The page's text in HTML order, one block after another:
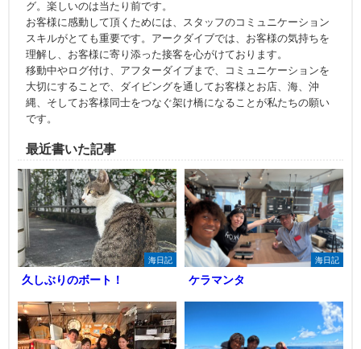
グ。楽しいのは当たり前です。
お客様に感動して頂くためには、スタッフのコミュニケーション
スキルがとても重要です。アークダイブでは、お客様の気持ちを
理解し、お客様に寄り添った接客を心がけております。
移動中やログ付け、アフターダイブまで、コミュニケーションを
大切にすることで、ダイビングを通してお客様とお店、海、沖
縄、そしてお客様同士をつなぐ架け橋になることが私たちの願い
です。
最近書いた記事
海日記
久しぶりのボート！
海日記
ケラマンタ